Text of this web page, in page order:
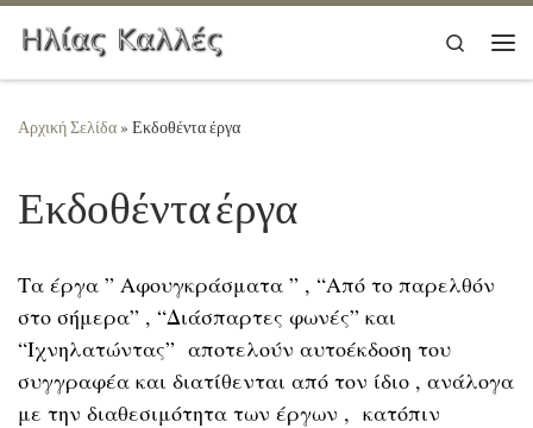
Μετάβαση στο περιεχόμενο
Search
Αρχική Σελίδα » Εκδοθέντα έργα
Εκδοθέντα έργα
Τα έργα ” Αφουγκράσματα ” , “Από το παρελθόν
στο σήμερα” , “Διάσπαρτες φωνές” και
“Ιχνηλατώντας” αποτελούν αυτοέκδοση του
συγγραφέα και διατίθενται από τον ίδιο , ανάλογα
με την διαθεσιμότητα των έργων , κατόπιν